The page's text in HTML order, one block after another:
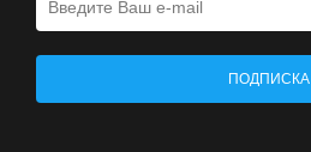
ПОДПИСКА